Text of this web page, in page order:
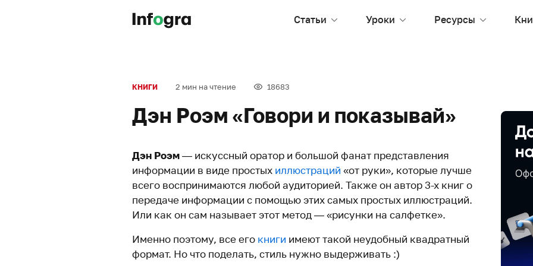
Статьи Уроки Ресурсы
КНИГИ 2 мин на чтение 18683
Дэн Роэм «Говори и показывай»
Дэн Роэм— искуссный оратор и большой фанат представления
информации в виде простых иллюстраций «от руки», которые лучше
всего воспринимаются любой аудиторией. Также он автор 3-х книг о
передаче информации с помощью этих самых простых иллюстраций.
Или как он сам называет этот метод — «рисунки на салфетке».
Именно поэтому, все его книги имеют такой неудобный квадратный
формат. Но что поделать, стиль нужно выдерживать :)